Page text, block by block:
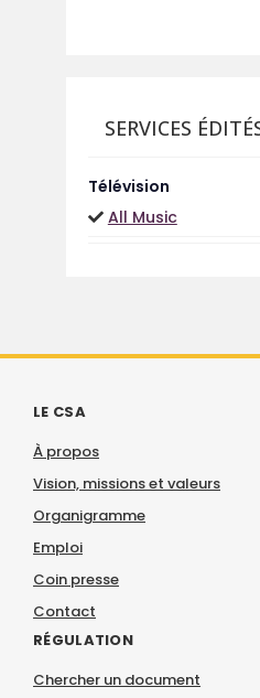
SERVICES
Télévision
All Music
LE CSA
À propos
Vision, missions et valeurs
Organigramme
Emploi
Coin presse
Contact
RÉGULATION
Chercher un document